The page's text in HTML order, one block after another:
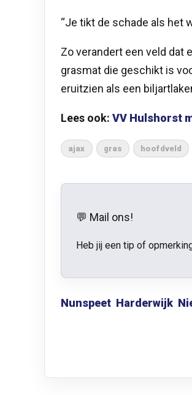
“Je tikt de schade als het
Zo verandert een veld dat
grasmat die geschikt is
eruitzien als een
Lees ook: VV Hulshorst
ajax gras hoofdveld
💬 Mail ons!
Heb jij een tip of
Nunspeet Harderwijk